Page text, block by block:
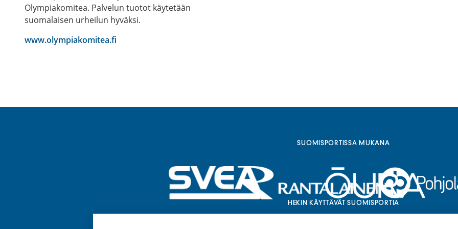
Olympiakomitea. Palvelun tuotot käytetään
suomalaisen urheilun hyväksi.
www.olympiakomitea.fi
SUOMISPORTISSA MUKANA
HEKIN KÄYTTÄVÄT SUOMISPORTIA